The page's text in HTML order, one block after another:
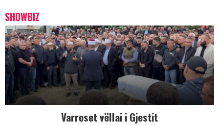
SHOWBIZ
Varroset vëllai i Gjestit